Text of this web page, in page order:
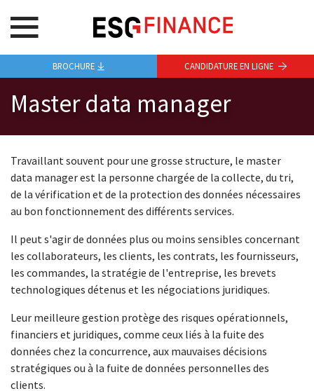
Master data manager
Travaillant souvent pour une grosse structure, le master
data manager est la personne chargée de la collecte, du tri,
de la vérification et de la protection des données nécessaires
au bon fonctionnement des différents services.
Il peut s'agir de données plus ou moins sensibles concernant
les collaborateurs, les clients, les contrats, les fournisseurs,
les commandes, la stratégie de l'entreprise, les brevets
technologiques détenus et les négociations juridiques.
Leur meilleure gestion protège des risques opérationnels,
financiers et juridiques, comme ceux liés à la fuite des
données chez la concurrence, aux mauvaises décisions
stratégiques ou à la fuite de données personnelles des
clients.
BROCHURE CANDIDATURE EN LIGNE